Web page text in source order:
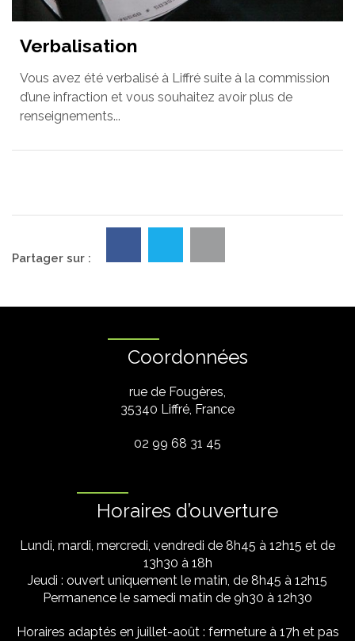
Verbalisation
Vous avez été verbalisé à Liffré suite à la commission
d’une infraction et vous souhaitez avoir plus de
renseignements...
Partager sur :
Coordonnées
rue de Fougères,
35340 Liffré, France
02 99 68 31 45
Horaires d’ouverture
Lundi, mardi, mercredi, vendredi de 8h45 à 12h15 et de
13h30 à 18h
Jeudi : ouvert uniquement le matin, de 8h45 à 12h15
Permanence le samedi matin de 9h30 à 12h30
Horaires adaptés en juillet-août : fermeture à 17h et pas